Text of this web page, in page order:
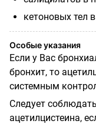
кетоновых тел
Особые указания
Если у Вас
бронхит, то
системным
Следует
ацетилцистеина,